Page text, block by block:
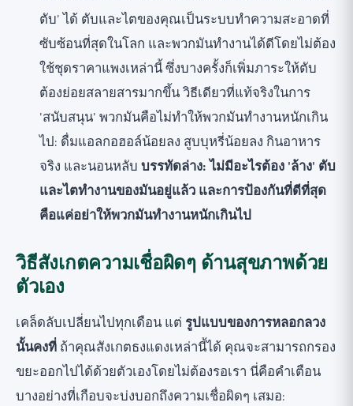
ตับ' ได้ ตับและไตของคุณเป็นระบบทำความสะอาดที่
ซับซ้อนที่สุดในโลก และพวกมันทำงานได้ดีโดยไม่ต้อง
ใช้ชุดราคาแพงเหล่านี้ ซึ่งบางครั้งก็เพิ่มภาระให้ตับ
ต้องย่อยสลายสารมากขึ้น วิธีเดียวที่แท้จริงในการ
'สนับสนุน' พวกมันคือไม่ทำให้พวกมันทำงานหนักเกิน
ไป: ดื่มแอลกอฮอล์น้อยลง สูบบุหรี่น้อยลง กินอาหาร
จริง และนอนหลับ บรรทัดล่าง: ไม่มีอะไรต้อง 'ล้าง' ตับ
และไตทำงานของมันอยู่แล้ว และการป้องกันที่ดีที่สุด
คือแค่อย่าให้พวกมันทำงานหนักเกินไป
วิธีสังเกตความเชื่อผิดๆ ด้านสุขภาพด้วย
ตัวเอง
เคล็ดลับเปลี่ยนไปทุกเดือน แต่ รูปแบบของการหลอกลวง
นั้นคงที่ ถ้าคุณสังเกตธงแดงเหล่านี้ได้ คุณจะสามารถกรอง
ขยะออกไปได้ด้วยตัวเองโดยไม่ต้องรอเรา นี่คือคำเตือน
บางอย่างที่เกือบจะบ่งบอกถึงความเชื่อผิดๆ เสมอ: